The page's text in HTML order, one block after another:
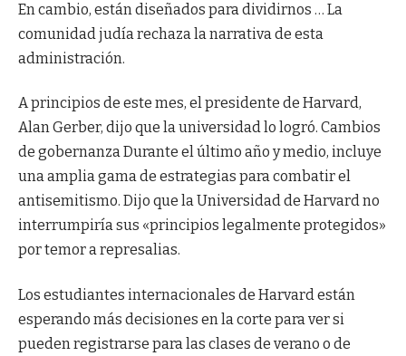
En cambio, están diseñados para dividirnos … La
comunidad judía rechaza la narrativa de esta
administración.
A principios de este mes, el presidente de Harvard,
Alan Gerber, dijo que la universidad lo logró. Cambios
de gobernanzaDurante el último año y medio, incluye
una amplia gama de estrategias para combatir el
antisemitismo. Dijo que la Universidad de Harvard no
interrumpiría sus «principios legalmente protegidos»
por temor a represalias.
Los estudiantes internacionales de Harvard están
esperando más decisiones en la corte para ver si
pueden registrarse para las clases de verano o de